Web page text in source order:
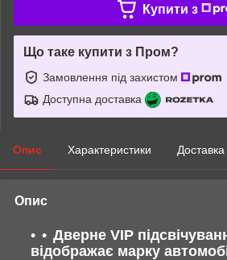
Купити з
Що таке купити з Пром?
Замовлення під захистом
Доступна доставка
Опис Характеристики Доставка
Опис
Дверне VIP
відображає марку